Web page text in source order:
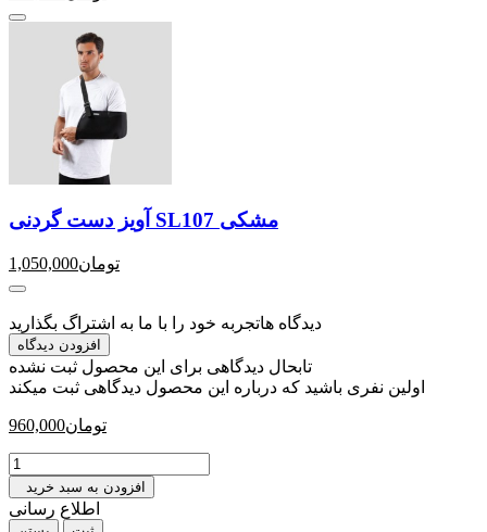
آویز دست گردنی SL107 مشکی
1,050,000تومان
دیدگاه هاتجربه خود را با ما به اشتراگ بگذارید
افزودن دیدگاه
تابحال دیدگاهی برای این محصول ثبت نشده
اولین نفری باشید که درباره این محصول دیدگاهی ثبت میکند
960,000تومان
افزودن به سبد خرید
اطلاع رسانی